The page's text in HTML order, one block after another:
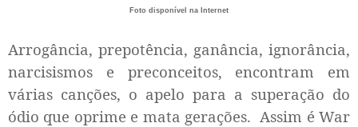
Foto disponível na Internet
Arrogância, prepotência, ganância, ignorância,
narcisismos e preconceitos, encontram em
várias canções, o apelo para a superação do
ódio que oprime e mata gerações. Assim é War